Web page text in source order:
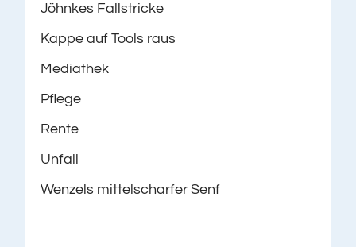
Jöhnkes Fallstricke
Kappe auf Tools raus
Mediathek
Pflege
Rente
Unfall
Wenzels mittelscharfer Senf